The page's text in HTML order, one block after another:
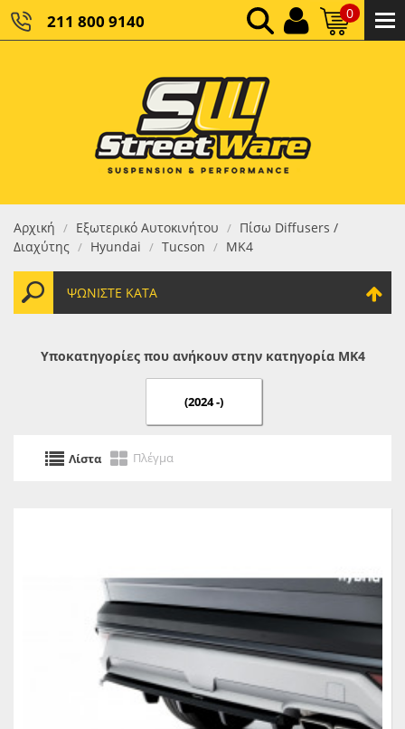
211 800 9140 0
ΚΑΘΑΡΌ ΣΎΝΟΛΟ:
ΤΕΛΙΚΌ ΣΎΝΟΛΟ:0,00 €
Αρχική / Εξωτερικό Αυτοκινήτου / Πίσω Diffusers /
Διαχύτης / Hyundai / Tucson / MK4
ΨΩΝΊΣΤΕ ΚΑΤΆ
Υποκατηγορίες που ανήκουν στην κατηγορία MK4
(2024 -)
Λίστα Πλέγμα